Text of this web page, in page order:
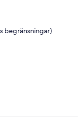
begränsningar)